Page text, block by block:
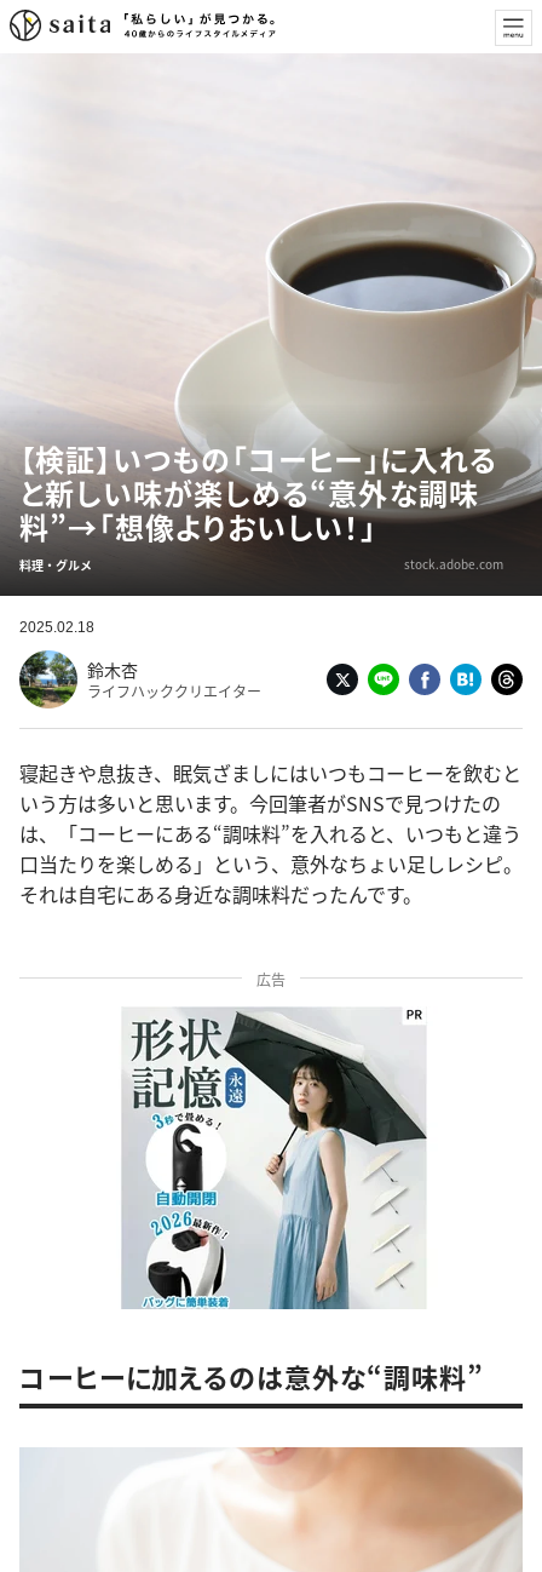
【検証】いつもの「コーヒー」に入れる
と新しい味が楽しめる“意外な調味
料”→「想像よりおいしい！」
料理・グルメ stock.adobe.com
2025.02.18
鈴木杏
ライフハッククリエイター
寝起きや息抜き、眠気ざましにはいつもコーヒーを飲むと
いう方は多いと思います。今回筆者がSNSで見つけたの
は、「コーヒーにある“調味料”を入れると、いつもと違う
口当たりを楽しめる」という、意外なちょい足しレシピ。
それは自宅にある身近な調味料だったんです。
広告
コーヒーに加えるのは意外な“調味料”